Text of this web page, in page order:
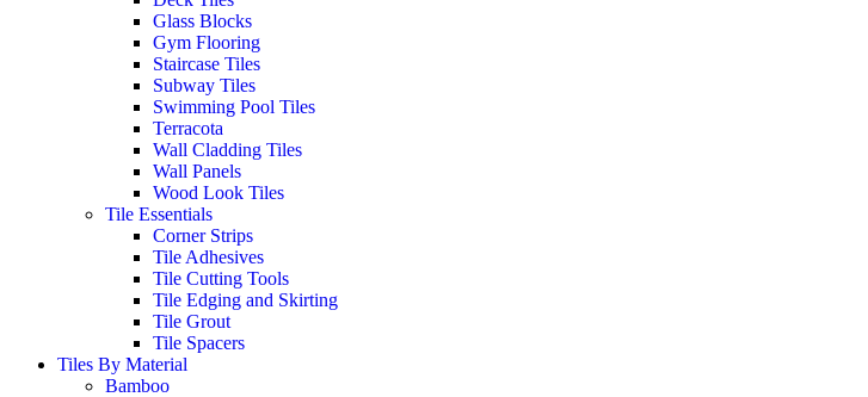
Glass Blocks
Gym Flooring
Staircase Tiles
Subway Tiles
Swimming Pool Tiles
Terracota
Wall Cladding Tiles
Wall Panels
Wood Look Tiles
Tile Essentials
Corner Strips
Tile Adhesives
Tile Cutting Tools
Tile Edging and Skirting
Tile Grout
Tile Spacers
Tiles By Material
Bamboo